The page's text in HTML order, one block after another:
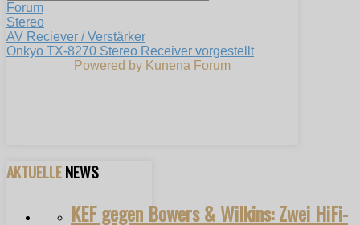
Forum
Stereo
AV Reciever / Verstärker
Onkyo TX-8270 Stereo Receiver vorgestellt
Powered by Kunena Forum
AKTUELLENEWS
KEF gegen Bowers & Wilkins: Zwei HiFi-